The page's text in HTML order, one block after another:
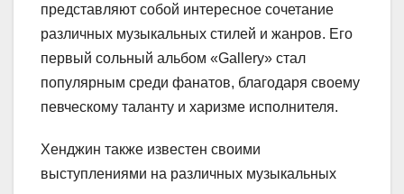
представляют собой интересное сочетание
различных музыкальных стилей и жанров. Его
первый сольный альбом «Gallery» стал
популярным среди фанатов, благодаря своему
певческому таланту и харизме исполнителя.
Хенджин также известен своими
выступлениями на различных музыкальных